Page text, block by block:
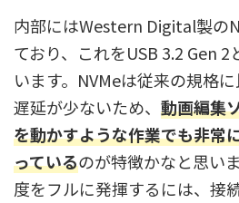
内部にはWestern Digital製の
ており、これをUSB 3.2 Gen
います。NVMeは従来の規格
遅延が少ないため、 動画編集
を動かすような作業でも非常
っているのが特徴かなと思い
度をフルに発揮するには、接